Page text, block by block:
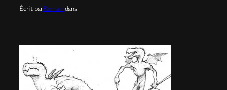
Écrit parRomaindans